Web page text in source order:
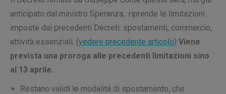
anticipato dal ministro Speranza, riprende le limitazioni
imposte dai precedenti Decreti: spostamenti, commercio,
attività essenziali. (vedere precedente articolo) Viene
prevista una proroga alle precedenti limitazioni sino
al 13 aprile.
Restano validi le modalità di spostamento, che